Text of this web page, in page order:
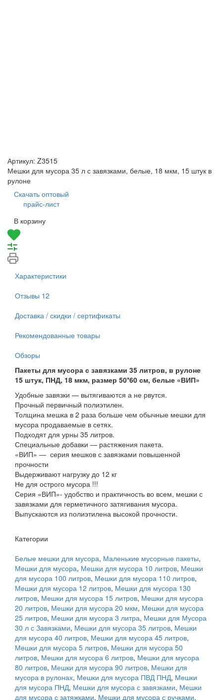
Артикул: Z3515
Мешки для мусора 35 л с завязками, белые, 18 мкм, 15 штук в
рулоне
Скачать оптовый
прайс-лист
В корзину
Характеристики
Отзывы 12
Доставка / скидки / сертификаты
Рекомендованные товары
Обзоры
Пакеты для мусора с завязками 35 литров, в рулоне
15 штук, ПНД, 18 мкм, размер 50*60 см, белые «ВИП»
Удобные завязки — вытягиваются а не рвутся.
Прочный первичный полиэтилен.
Толщина мешка в 2 раза больше чем обычные мешки для
мусора продаваемые в сетях.
Подходят для урны 35 литров.
Специальные добавки — растяжения пакета.
«ВИП» — серия мешков с завязками повышенной
прочности
Выдерживают нагрузку до 12 кг
Не для острого мусора !!!
Серия «ВИП»- удобство и практичность во всем, мешки с
завязками для герметичного затягивания мусора.
Выпускаются из полиэтилена высокой прочности.
Категории
Белые мешки для мусора, Маленькие мусорные пакеты,
Мешки для мусора, Мешки для мусора 10 литров, Мешки
для мусора 100 литров, Мешки для мусора 110 литров,
Мешки для мусора 12 литров, Мешки для мусора 130
литров, Мешки для мусора 15 литров, Мешки для мусора
20 литров, Мешки для мусора 20 мкм, Мешки для мусора
25 литров, Мешки для мусора 3 литра, Мешки для Мусора
30 л с Завязками, Мешки для мусора 35 литров, Мешки
для мусора 40 литров, Мешки для мусора 45 литров,
Мешки для мусора 5 литров, Мешки для мусора 50
литров, Мешки для мусора 6 литров, Мешки для мусора
80 литров, Мешки для мусора 90 литров, Мешки для
мусора в рулонах, Мешки для мусора ПВД ПНД, Мешки
для мусора ПНД, Мешки для мусора с завязками, Мешки
для мусора с затяжками, Мешки для мусора с ручками,